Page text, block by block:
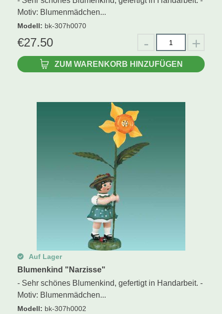
Motiv: Blumenmädchen...
Modell: bk-307h0070
€27.50
ZUM WARENKORB HINZUFÜGEN
Auf Lager
Blumenkind "Narzisse"
- Sehr schönes Blumenkind, gefertigt in Handarbeit. -
Motiv: Blumenmädchen...
Modell: bk-307h0002